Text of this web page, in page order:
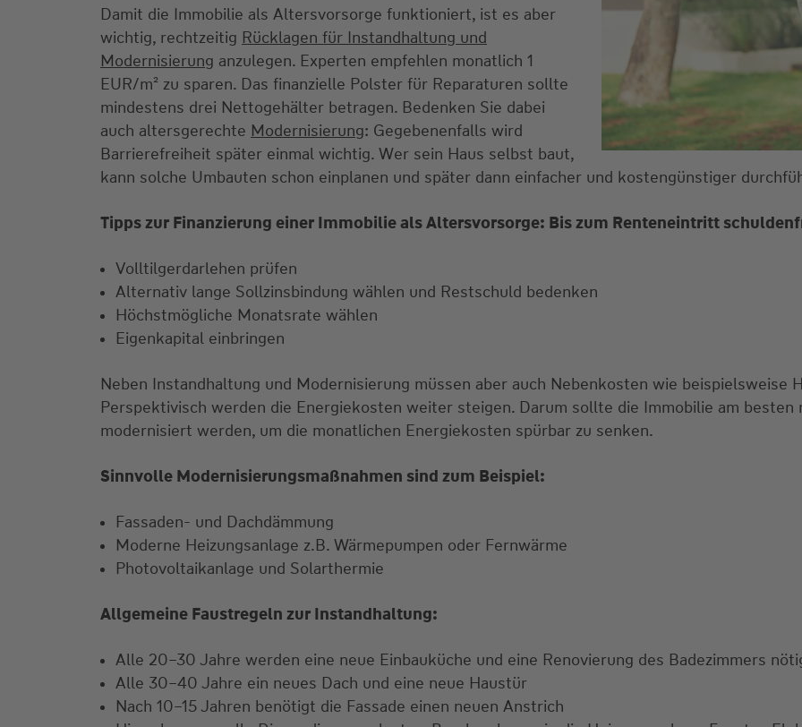
Damit die Immobilie als Altersvorsorge funktioniert, ist es aber
wichtig, rechtzeitig Rücklagen für Instandhaltung und
Modernisierung anzulegen. Experten empfehlen monatlich 1
EUR/m² zu sparen. Das finanzielle Polster für Reparaturen sollte
mindestens drei Nettogehälter betragen. Bedenken Sie dabei
auch altersgerechte Modernisierung: Gegebenenfalls wird
Barrierefreiheit später einmal wichtig. Wer sein Haus selbst baut,
kann solche Umbauten schon einplanen und später dann einfacher und kostengünstiger
Tipps zur Finanzierung einer Immobilie als Altersvorsorge: Bis zum Renteneintritt
Volltilgerdarlehen prüfen
Alternativ lange Sollzinsbindung wählen und Restschuld bedenken
Höchstmögliche Monatsrate wählen
Eigenkapital einbringen
Neben Instandhaltung und Modernisierung müssen aber auch Nebenkosten wie beispielsweise
Perspektivisch werden die Energiekosten weiter steigen. Darum sollte die Immobilie am
modernisiert werden, um die monatlichen Energiekosten spürbar zu senken.
Sinnvolle Modernisierungsmaßnahmen sind zum Beispiel:
Fassaden- und Dachdämmung
Moderne Heizungsanlage z.B. Wärmepumpen oder Fernwärme
Photovoltaikanlage und Solarthermie
Allgemeine Faustregeln zur Instandhaltung:
Alle 20–30 Jahre werden eine neue Einbauküche und eine Renovierung des Badezimmers
Alle 30–40 Jahre ein neues Dach und eine neue Haustür
Nach 10–15 Jahren benötigt die Fassade einen neuen Anstrich